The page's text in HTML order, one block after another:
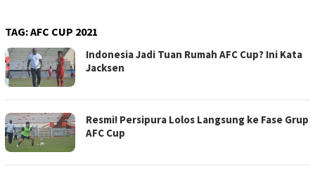
TAG:AFC CUP 2021
Indonesia Jadi Tuan Rumah AFC Cup? Ini Kata
Jacksen
Resmi! Persipura Lolos Langsung ke Fase Grup
AFC Cup